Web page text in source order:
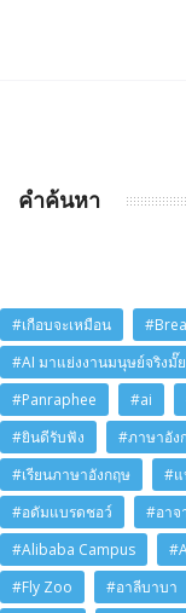
คำค้นหา
#เกือบจะเหมือน
#AI มาแย่งงานมนุษย์จริงมั๊
#Panraphee
#ai
#ยินดีรับฟัง
#ภาษาอัง
#เรียนภาษาอังกฤษ
#แ
#อดัมแบรดชอว์
#อาจ
#Alibaba Campus
#Fly Zoo
#อาลีบาบา